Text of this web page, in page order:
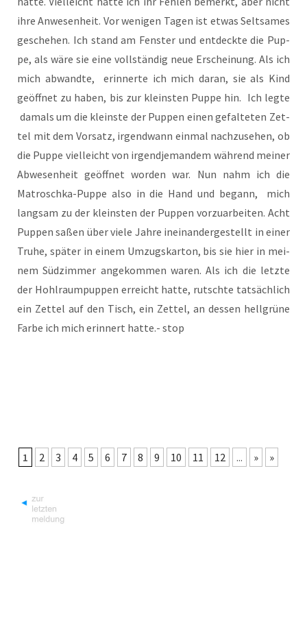
ihre Anwe­sen­heit. Vor weni­gen Tagen ist etwas Selt­sa­mes
gesche­hen. Ich stand am Fens­ter und ent­deck­te die Pup­
pe, als wäre sie eine voll­stän­dig neue Erschei­nung. Als ich
mich abwand­te, erin­ner­te ich mich dar­an, sie als Kind
geöff­net zu haben, bis zur kleins­ten Pup­pe hin. Ich leg­te
damals um die kleins­te der Pup­pen einen gefal­te­ten Zet­
tel mit dem Vor­satz, irgend­wann ein­mal nach­zu­se­hen, ob
die Pup­pe viel­leicht von irgend­je­man­dem wäh­rend mei­ner
Abwe­sen­heit geöff­net wor­den war. Nun nahm ich die
Matrosch­ka-Pup­pe also in die Hand und begann, mich
lang­sam zu der kleins­ten der Pup­pen vor­zu­ar­bei­ten. Acht
Pup­pen saßen über vie­le Jah­re inein­an­der­ge­stellt in einer
Tru­he, spä­ter in einem Umzugs­kar­ton, bis sie hier in mei­
nem Süd­zim­mer ange­kom­men waren. Als ich die letz­te
der Hohl­raum­pup­pen erreicht hat­te, rutsch­te tat­säch­lich
ein Zet­tel auf den Tisch, ein Zet­tel, an des­sen hell­grü­ne
Far­be ich mich erin­nert hat­te.- stop
1 2 3 4 5 6 7 8 9 10 11 12 ... » »